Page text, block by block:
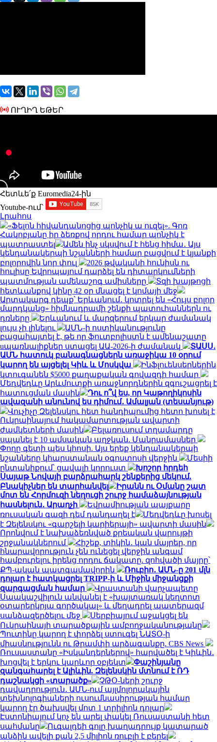
ՈՒՂԻՂ ԵԹԵՐ
Հետևե՛ք Euromedia24-ին
Youtube-ում`
Լրահոս
«Ֆելոն հիվանդանոցից պոնչիկ ա ուզել». Գոռ
Հակոբյանը իր ձեռքով որդու համար պոնչիկ է
պատրաստել
Ամեն ինչ սկսվում է հենց հիմա․ Այս
կենդանակերպի նշանների համար բացվում է կյանքի
բոլորովին նոր փուլ
2026 թվականի հունիսն ու
հուլիսը Եվրոպայում դարձել են դիտարկումների
պատմության ամենաշոգ ամիսները
Տզի խայթոցի
հետևանքով կինը 42 օր մնացել է կոմայի մեջ
Արտակարգ դեպք՝ Երևանում․ կոտրել են «Հույս բոլոր
մարդկանց» հիմնադրամի շենքի պատուհաններն ու
դռները
Երևանում և մարզերում երկար ժամանակ
լույս չի լինելու
ԱՄՆ-ի ոստիկանությունը
բացահայտել է, թե որ ֆուտբոլիստն է ամենաշատը
uպառնալիքներ ստացել ԱԱ-2026-ի ժամանակ
ՏԱՍՍ․
ԱՄՆ հատուկ բանագնացներն առաջիկա 10 օրում
կարող են այցելել Կիև և Մոսկվա
Ինֆլուենսերներին
կտուգանեն $5000 քաղաքական գովազդի համար
Մեդվեդևը Արևմուտքի առաջնորդներին զգուշացրել է
հատուցման մասին
Դու ո՞վ ես, որ Կաթողիկոսին
ավազանի անունով ես դիմում․ Ամալյան (տեսանյութ)
Վուչիչը Զելենսկու հետ հանդիպումից հետո խոսել է
Ուկրաինայում հակամարտության ավարտի
ժամկետների մասին
Բելառուսում տղամարդը
սպանել է 10 ամսական աղջկան. Մանրամասներ
Փողը գետի պես կհոսի. Այս երեք կենդանակերպի
նշանները կհարստանան օգոստոսի վերջին
Մեսիի
ընտանիքում՝ ցավալի կորուստ
Խոշոր հրդեհ
Սայաթ Նովայի բարձրահարկ շենքերից մեկում.
Բնակիչներ են տարհանվել
Իրանն ու Օմանը շատ
մոտ են Հորմուզի նեղուցի շուրջ համաձայնության
հասնելուն․ Արաղչի
Եվրամիության պայքարը
ռուսական գազի դեմ դանդաղել է
Մեդվեդևը խոսել
է Զելենսկու «գարշելի կարիերայի» ավարտի մասին
Որոնվում է նախաձեռնված քրեական վարույթի
շրջանակներում
Հիշեք, տիկին․ կան մայրեր, որ
հնարավորություն չեն ունեցել վերջին անգամ
համբուրելու իրենց որդու ճակատը. զոհվածի մայրը՝
ՔՊ-ական պատգամավորին
Ռուբիո․ ԱՄՆ-ը 201 մլն
դոլար է հատկացրել TRIPP-ի և Միջին միջանցքի
զարգացման համար
Վրաստանի վարչապետը
Սաակաշվիլուն անվանել է «խայտառակ կեղտոտ
օտարերկրյա գործակալ» և մեղադրել պատերազմ
սանձազերծելու մեջ
Սերբիայում աջակցել են
Ուկրաինայի տարածքային ամբողջականությանը
Պուտինը կարող է փորձել ստուգել ՆԱՏՕ-ի
միասնությունն ու Թրամփի արձագանքը. CBS News
Ռուսաստանը «Իսկանդերներով» հարվածել է Կիևին․
խոցվել է երկու կարևոր օբյեկտ
Փաշինյանը
զանգահարել է Ալիևին. Զելենսկին մտնում է ՌԴ
դաշնակցի «տարածք»
ՉԹՕ-ների շուրջ
դավադրություն․ ԱՄՆ-ում այլմոլորակային
տեխնոլոգիաների ուսումնասիրության համար
կարող էր ծախսվել մոտ 1 տրիլիոն դոլար
Էստոնիայում կոչ են արել փակել Ռուսաստանի հետ
սահմանը
Ուգալդեի գոլը խաղադրույք կատարած
անձին ավելի քան 2,5 միլիոն ռուբլի է բերել